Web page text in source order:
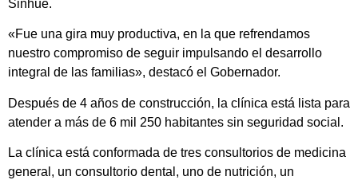
Sinhue.
«Fue una gira muy productiva, en la que refrendamos
nuestro compromiso de seguir impulsando el desarrollo
integral de las familias», destacó el Gobernador.
Después de 4 años de construcción, la clínica está lista para
atender a más de 6 mil 250 habitantes sin seguridad social.
La clínica está conformada de tres consultorios de medicina
general, un consultorio dental, uno de nutrición, un